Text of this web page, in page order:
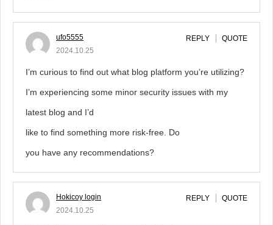
ufo5555
2024.10.25
REPLY QUOTE
I’m curious to find out what blog platform you’re utilizing?
I’m experiencing some minor security issues with my
latest blog and I’d
like to find something more risk-free. Do
you have any recommendations?
Hokicoy login
2024.10.25
REPLY QUOTE